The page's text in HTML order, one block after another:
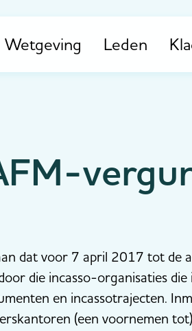
Wetgeving Leden
dat voor 7 april 2017 tot de
die incasso-organisaties die
en incassotrajecten.
(een voornemen